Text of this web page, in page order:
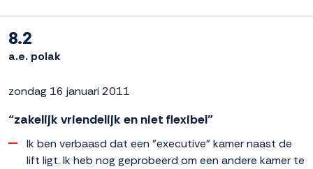
8.2
a.e. polak
zondag 16 januari 2011
“zakelijk vriendelijk en niet flexibel”
Ik ben verbaasd dat een "executive" kamer naast de
lift ligt. Ik heb nog geprobeerd om een andere kamer te